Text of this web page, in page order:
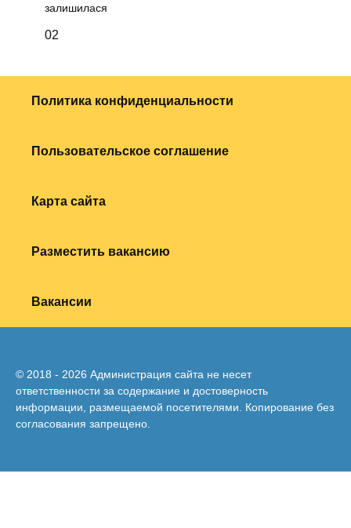
залишилася
02
Политика конфиденциальности
Пользовательское соглашение
Карта сайта
Разместить вакансию
Вакансии
© 2018 - 2026 Администрация сайта не несет
ответственности за содержание и достоверность
информации, размещаемой посетителями. Копирование без
согласования запрещено.